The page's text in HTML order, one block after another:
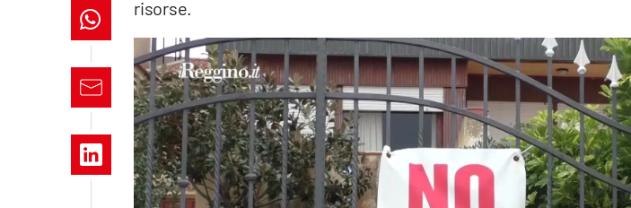
catanzarochannel.it
lacapitalenews.it
risorse.